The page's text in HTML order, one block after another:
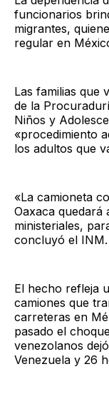
funcionarios
migrantes,
regular en
Las familias que
de la
Niños y
«procedimiento
los adultos que
«La camioneta
Oaxaca quedará
ministeriales,
concluyó el INM.
El hecho refleja
camiones que
carreteras en
pasado el
venezolanos
Venezuela y 26